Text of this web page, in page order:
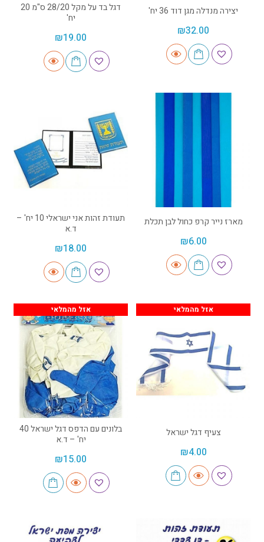
יצירה מנדלה מגן דוד 36 יח'
₪32.00
דגל בד על מקל 28/20 ס"מ 20
יח'
₪19.00
מארז נייר קרפ כחול לבן תכלת
₪6.00
תעודת זהות אני ישראלי 10 יח' –
ד.א
₪18.00
אזל מהמלאי
צעיף דגל ישראל
₪4.00
אזל מהמלאי
בלונים עם הדפס דגל ישראל 40
יח' – ד.א
₪15.00